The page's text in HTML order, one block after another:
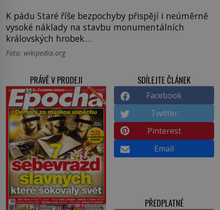
K pádu Staré říše bezpochyby přispějí i neúměrně
vysoké náklady na stavbu monumentálních
královských hrobek…
Foto: wikipedia.org
PRÁVĚ V PRODEJI SDÍLEJTE ČLÁNEK
Facebook
Twitter
Pinterest
Email
PŘEDPLATNÉ